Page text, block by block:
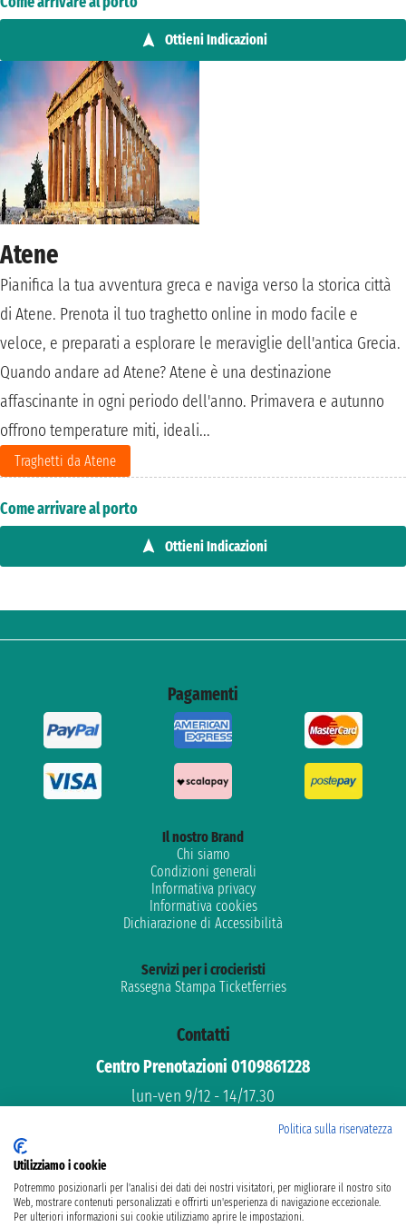
Ottieni Indicazioni
Atene
Pianifica la tua avventura greca e naviga verso la storica città
di Atene. Prenota il tuo traghetto online in modo facile e
veloce, e preparati a esplorare le meraviglie dell'antica Grecia.
Quando andare ad Atene? Atene è una destinazione
affascinante in ogni periodo dell'anno. Primavera e autunno
offrono temperature miti, ideali...
Traghetti da Atene
Come arrivare al porto
Ottieni Indicazioni
Pagamenti
Il nostro Brand
Chi siamo
Condizioni generali
Informativa privacy
Informativa cookies
Dichiarazione di Accessibilità
Servizi per i crocieristi
Rassegna Stampa Ticketferries
Contatti
Centro Prenotazioni 0109861228
lun-ven 9/12 - 14/17.30
email: info@ticketferries.com
Politica sulla riservatezza
Utilizziamo i cookie
Potremmo posizionarli per l'analisi dei dati dei nostri visitatori, per migliorare il nostro sito
Web, mostrare contenuti personalizzati e offrirti un'esperienza di navigazione eccezionale.
Per ulteriori informazioni sui cookie utilizziamo aprire le impostazioni.